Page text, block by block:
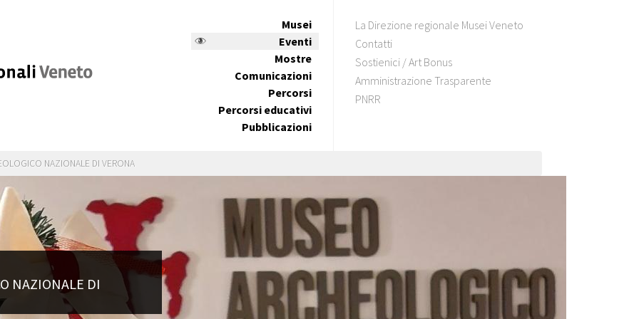
Musei
Eventi
Mostre
Comunicazioni
Percorsi
Percorsi educativi
Pubblicazioni
La Direzione regionale Musei Veneto
Contatti
Sostienici / Art Bonus
Amministrazione Trasparente
PNRR
NAZIONALE DI VERONA
NAZIONALE DI